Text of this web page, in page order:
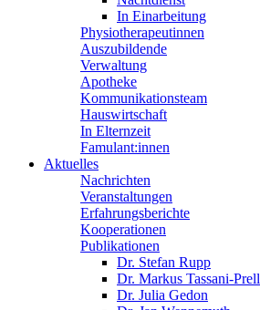
In Einarbeitung
Physiotherapeutinnen
Auszubildende
Verwaltung
Apotheke
Kommunikationsteam
Hauswirtschaft
In Elternzeit
Famulant:innen
Aktuelles
Nachrichten
Veranstaltungen
Erfahrungsberichte
Kooperationen
Publikationen
Dr. Stefan Rupp
Dr. Markus Tassani-Prell
Dr. Julia Gedon